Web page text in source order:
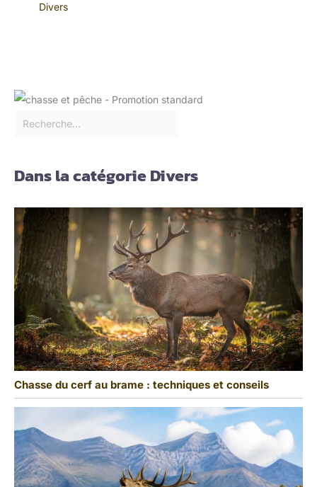
Divers
Dans la catégorie Divers
Chasse du cerf au brame : techniques et conseils